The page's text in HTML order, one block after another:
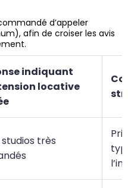
d’appeler
afin de croiser les avis
indiquant
locative
studios très